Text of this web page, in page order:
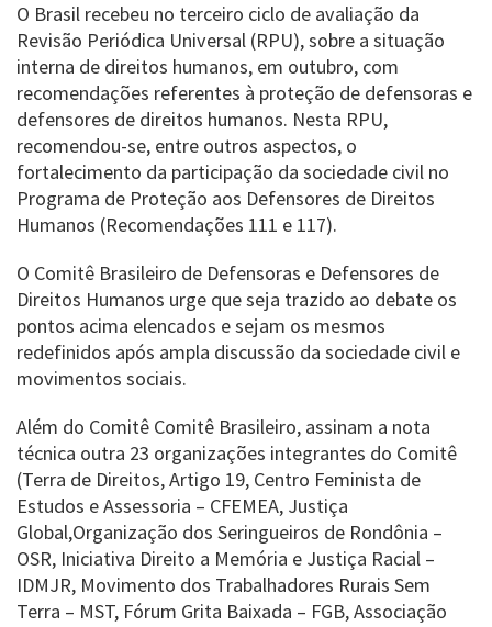
O Brasil recebeu no terceiro ciclo de avaliação da
Revisão Periódica Universal (RPU), sobre a situação
interna de direitos humanos, em outubro, com
recomendações referentes à proteção de defensoras e
defensores de direitos humanos. Nesta RPU,
recomendou-se, entre outros aspectos, o
fortalecimento da participação da sociedade civil no
Programa de Proteção aos Defensores de Direitos
Humanos (Recomendações 111 e 117).
O Comitê Brasileiro de Defensoras e Defensores de
Direitos Humanos urge que seja trazido ao debate os
pontos acima elencados e sejam os mesmos
redefinidos após ampla discussão da sociedade civil e
movimentos sociais.
Além do Comitê Comitê Brasileiro, assinam a nota
técnica outra 23 organizações integrantes do Comitê
(Terra de Direitos, Artigo 19, Centro Feminista de
Estudos e Assessoria – CFEMEA, Justiça
Global,Organização dos Seringueiros de Rondônia –
OSR, Iniciativa Direito a Memória e Justiça Racial –
IDMJR, Movimento dos Trabalhadores Rurais Sem
Terra – MST, Fórum Grita Baixada – FGB, Associação